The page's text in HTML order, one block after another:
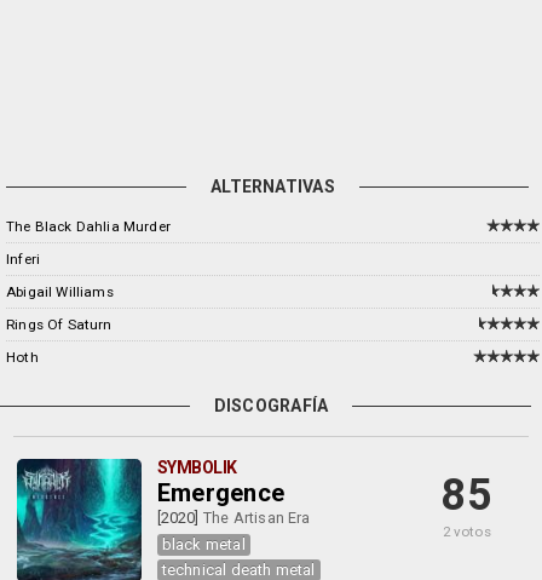
ALTERNATIVAS
The Black Dahlia Murder
Inferi
Abigail Williams
Rings Of Saturn
Hoth
DISCOGRAFÍA
SYMBOLIK
Emergence
[2020] The Artisan Era
black metal
technical death metal
85
2 votos